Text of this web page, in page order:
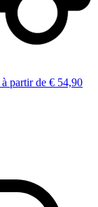
à partir de € 54,90